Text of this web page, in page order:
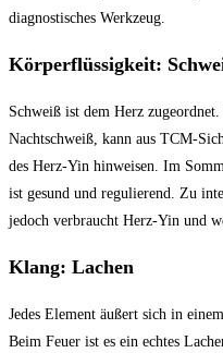
diagnostisches Werkzeug.
Körperflüssigkeit:
Schweiß ist dem Herz
Nachtschweiß, kann aus TCM-
des Herz-Yin hinweisen. Im
ist gesund und regulierend. Zu
jedoch verbraucht Herz-Yin und
Klang: Lachen
Jedes Element äußert sich in
Beim Feuer ist es ein echtes